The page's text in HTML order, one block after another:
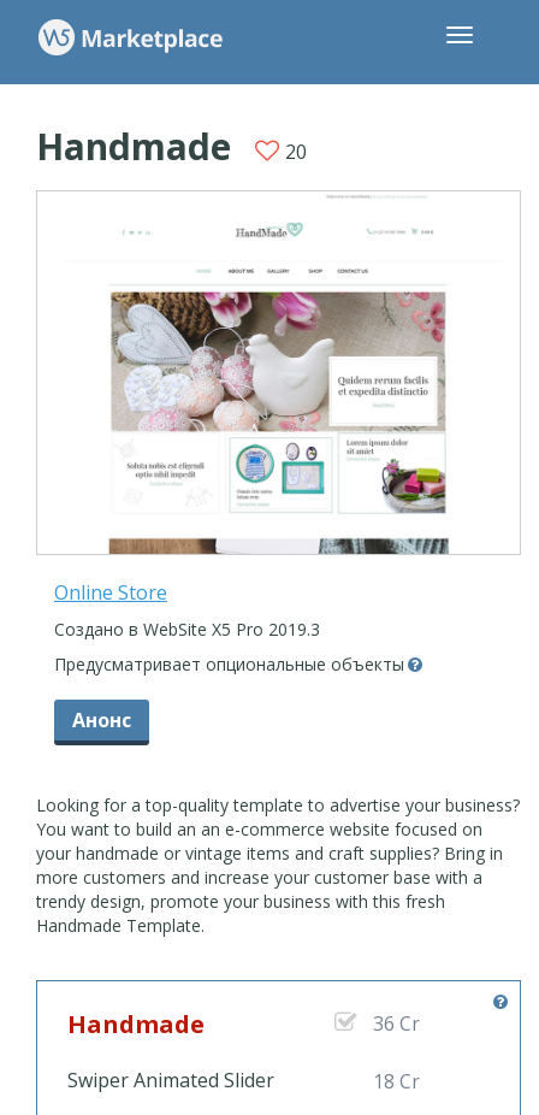
Handmade 20
Online Store
Создано в WebSite X5 Pro 2019.3
Предусматривает опциональные объекты
Анонс
Looking for a top-quality template to advertise your business?
You want to build an an e-commerce website focused on
your handmade or vintage items and craft supplies? Bring in
more customers and increase your customer base with a
trendy design, promote your business with this fresh
Handmade Template.
Handmade 36 Cr
Swiper Animated Slider
18 Cr